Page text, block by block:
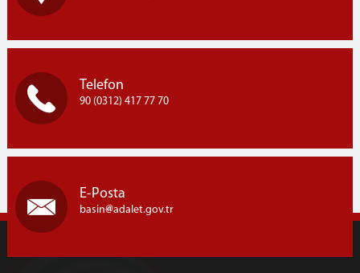
Telefon
90 (0312) 417 77 70
E-Posta
basin adalet.gov.tr